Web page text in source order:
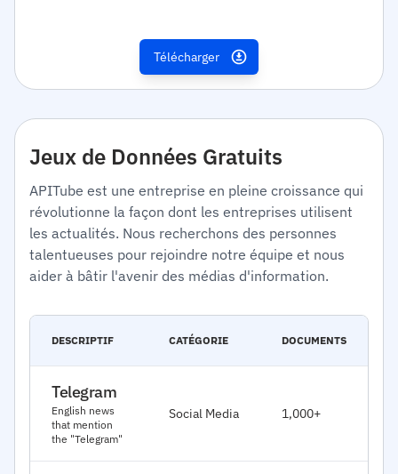
Télécharger
Jeux de Données Gratuits
APITube est une entreprise en pleine croissance qui
révolutionne la façon dont les entreprises utilisent
les actualités. Nous recherchons des personnes
talentueuses pour rejoindre notre équipe et nous
aider à bâtir l'avenir des médias d'information.
DESCRIPTIF CATÉGORIE DOCUMENTS
Telegram
English news
that mention
the "Telegram"
Social Media 1,000+